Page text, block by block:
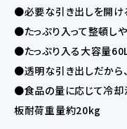
●必要な引き出しを開け
●たっぷり入って整頓し
●たっぷり入る大容量
●透明な引き出しだから
●食品の量に応じて冷却
板耐荷重量約20kg